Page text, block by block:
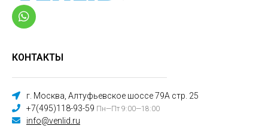
КОНТАКТЫ
г. Москва, Алтуфьевское шоссе 79А стр. 25
+7(495)118-93-59 Пн—Пт 9:00—18:00
info@venlid.ru